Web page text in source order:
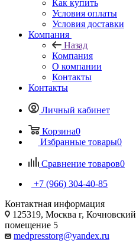
Как купить
Условия оплаты
Условия доставки
Компания
Назад
Компания
О компании
Контакты
Контакты
Личный кабинет
Корзина0
Избранные товары0
Сравнение товаров0
+7 (966) 304-40-85
Контактная информация
125319, Москва г,
помещение 5
medpresstorg@yandex.ru